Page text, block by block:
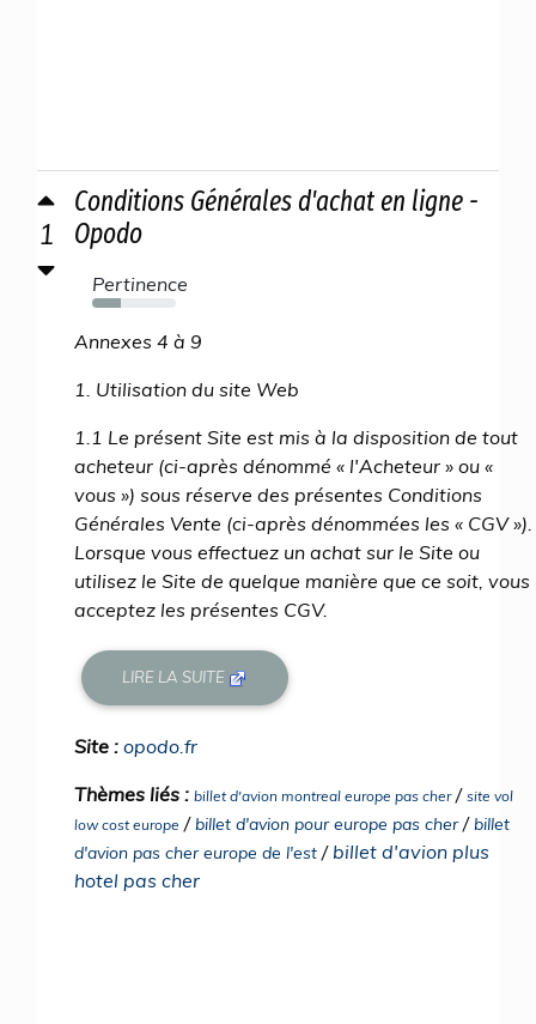
1
Conditions Générales d'achat en ligne -
Opodo
Pertinence
34%
Annexes 4 à 9
1. Utilisation du site Web
1.1 Le présent Site est mis à la disposition de tout
acheteur (ci-après dénommé « l'Acheteur » ou «
vous ») sous réserve des présentes Conditions
Générales Vente (ci-après dénommées les « CGV »).
Lorsque vous effectuez un achat sur le Site ou
utilisez le Site de quelque manière que ce soit, vous
acceptez les présentes CGV.
LIRE LA SUITE
Site : opodo.fr
Thèmes liés : billet d'avion montreal europe pas cher/ site vol
low cost europe /billet d'avion pour europe pas cher/billet
d'avion pas cher europe de l'est / billet d'avion plus
hotel pas cher